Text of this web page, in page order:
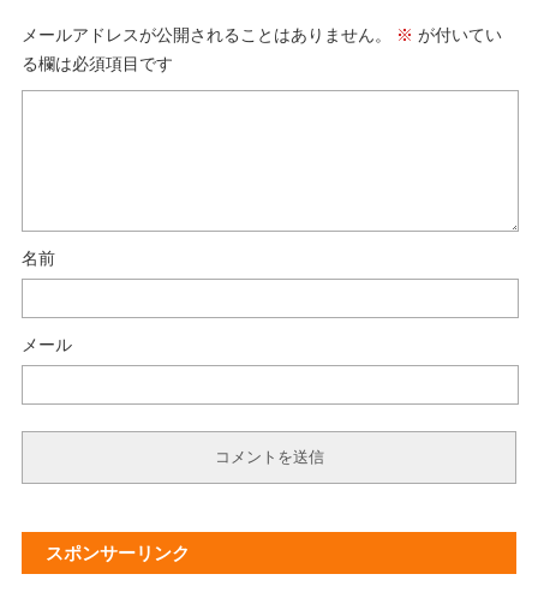
メールアドレスが公開されることはありません。 ※ が付いてい
る欄は必須項目です
名前
メール
スポンサーリンク